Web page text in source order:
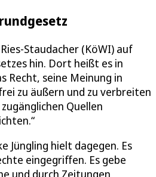
Staudacher (KöWI) auf
hin. Dort heißt es in
Recht, seine Meinung in
zu äußern und zu verbreiten
Quellen
Jüngling hielt dagegen. Es
eingegriffen. Es gebe
und durch Zeitungen